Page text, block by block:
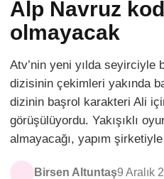
Alp Navruz
olmayacak
Atv’nin yeni yılda seyirciyle
dizisinin çekimleri yakında
dizinin başrol karakteri Ali
görüşülüyordu. Yakışıklı
almayacağı, yapım
Birsen Altuntaş9 Aralık